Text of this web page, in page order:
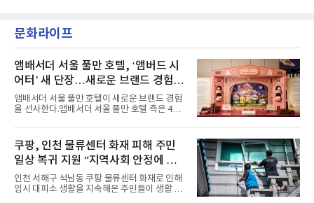
했다. “내 티, 5 bucks 바지는, 만원” 등 멤버들
의 라이프 스타일
MBC '쇼! 음악중심', SBS '인기가요' 등 주요 음
악방송 무대에 올라 화려한 퍼포먼스를 펼쳤다.
력을 앞세워 매 무대 색다른 볼거리를 선사했다.
특히 화사한 파스텔 톤의 비치웨어부터 청량한
마린룩, 햇살 아래 반짝이는 물결을 연상시키는
스커트, 강렬한 붉은 계열의 스타일링까지 각기
다른 매력을 선보였다. 브브걸은 다채로운 여름
패션을 완벽하게 소화하며 보
문화라이프
앰배서더 서울 풀만 호텔, ‘앰버드 시
어터’ 새 단장…새로운 브랜드 경험 선
사
앰배서더 서울 풀만 호텔이 새로운 브랜드 경험
을 선사한다.앰배서더 서울 풀만 호텔 측은 4일
이야기를 담은 인형 극장 콘셉트의 공간 ‘앰버드
시어터(Ambird Theater)’를 새롭게 선보인
다”고 밝혔다.앰배서더 서울 풀만 호텔은 로비
한편에 마련된 앰버드 존을 통해 앰버드의 세계
관을 소개해왔다. 앰버드 존은 앰버드가 우주여
행 중 수집한 다양한 굿즈를 전시한 '앰버드 플래
닛(Ambird Planet)과 계절별 플라워 연출로 사
쿠팡, 인천 물류센터 화재 피해 주민
일상 복귀 지원 “지역사회 안정에 총
력”
인천 서해구 석남동 쿠팡 물류센터 화재로 인해
임시 대피소 생활을 지속해온 주민들이 생활 터